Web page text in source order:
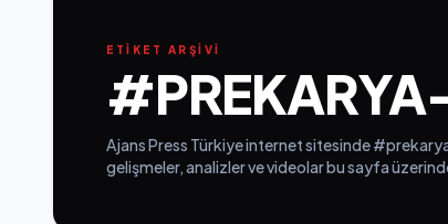
ETİKET ARŞİVİ
Ajans Press Türkiye internet sitesinde
gelişmeler, analizler ve videolar bu sayfa